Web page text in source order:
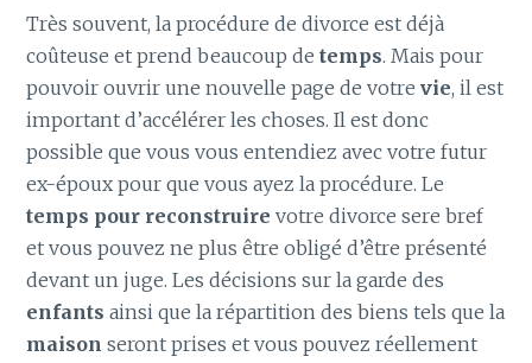
Très souvent, la procédure de divorce est déjà
coûteuse et prend beaucoup detemps. Mais pour
pouvoir ouvrir une nouvelle page de votrevie, il est
important d’accélérer les choses. Il est donc
possible que vous vous entendiez avec votre futur
ex-époux pour que vous ayez la procédure. Le
temps pour reconstruire votre divorce sere bref
et vous pouvez ne plus être obligé d’être présenté
devant un juge. Les décisions sur la garde des
enfants ainsi que la répartition des biens tels que la
maisonseront prises et vous pouvez réellement